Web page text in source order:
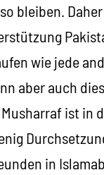
bleiben.
wie jede
aber auch
ist in
in